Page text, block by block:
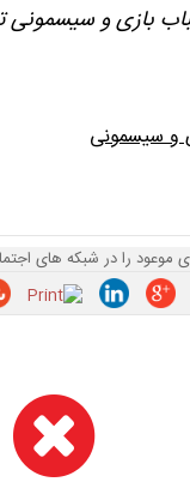
بازی و سیسمونی
و سیسمونی
موعود را در شبکه های